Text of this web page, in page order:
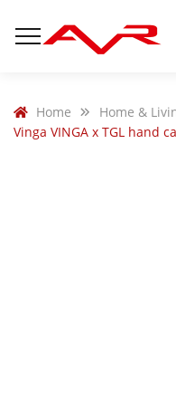
Home Home &
Vinga VINGA x TGL hand